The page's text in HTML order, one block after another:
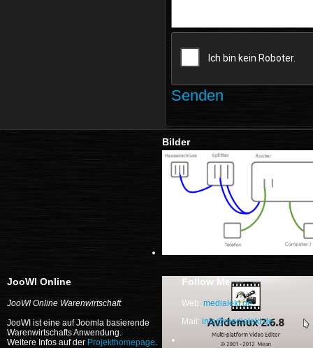
Senden
Bilder
JooWI Online
JooWI Online Warenwirtschaft
JooWI ist eine auf Joomla basierende
Warenwirtschafts Anwendung.
Weitere Infos auf der Projekthomepage.
Follow Me
Web: medialekt.de
Mail: